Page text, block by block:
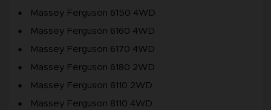
Massey Ferguson 6150 4WD
Massey Ferguson 6160 4WD
Massey Ferguson 6170 4WD
Massey Ferguson 6180 2WD
Massey Ferguson 8110 2WD
Massey Ferguson 8110 4WD